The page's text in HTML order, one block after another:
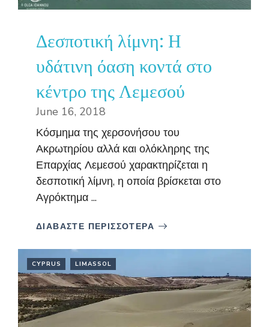
Δεσποτική λίμνη: Η
υδάτινη όαση κοντά στο
κέντρο της Λεμεσού
June 16, 2018
Κόσμημα της χερσονήσου του
Ακρωτηρίου αλλά και ολόκληρης της
Επαρχίας Λεμεσού χαρακτηρίζεται η
δεσποτική λίμνη, η οποία βρίσκεται στο
Αγρόκτημα ...
ΔΙΑΒΑΣΤΕ ΠΕΡΙΣΣΟΤΕΡΑ
CYPRUS LIMASSOL